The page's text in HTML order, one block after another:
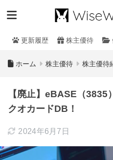
更新履歴 株主優待
ホーム 株主優待 株主優待
【廃止】eBASE（3835
クオカードDB！
2024年6月7日